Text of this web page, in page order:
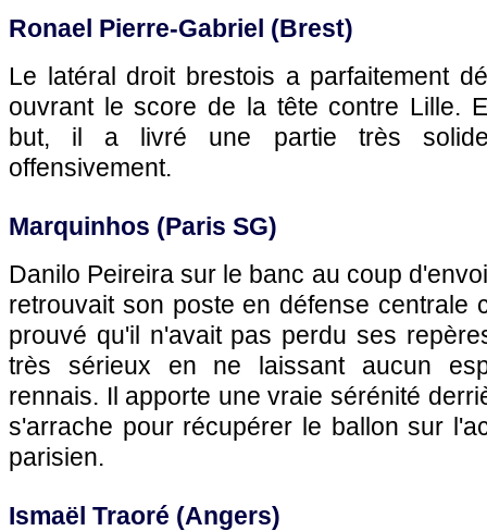
Ronael Pierre-Gabriel (Brest)
Le latéral droit brestois a parfaitement
ouvrant le score de la tête contre Lille.
but, il a livré une partie très
offensivement.
Marquinhos (Paris SG)
Danilo Peireira sur le banc au coup
retrouvait son poste en défense centrale
prouvé qu'il n'avait pas perdu ses
très sérieux en ne laissant aucun
rennais. Il apporte une vraie sérénité
s'arrache pour récupérer le ballon sur
parisien.
Ismaël Traoré (Angers)